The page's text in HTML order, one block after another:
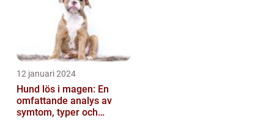
12 januari 2024
Hund lös i magen: En
omfattande analys av
symtom, typer och